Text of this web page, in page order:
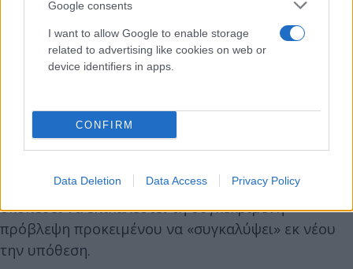
Google consents
I want to allow Google to enable storage
related to advertising like cookies on web or
device identifiers in apps.
CONFIRM
Data Deletion Data Access Privacy Policy
σύσταση εξεταστικής αποτελεί πλέον δικαίωμα και
της μειοψηφίας, καθώς αρκεί η πρόταση 10
βουλευτών και η υπερψήφισή της από 120
βουλευτές, ανεξαρτήτως πλειοψηφίας.
Σύμφωνα με το Σύνταγμα ωστόσο, το δικαίωμα της
μειοψηφίας αφορά σε ζητήματα που δεν ανάγονται
την αντιπολίτευση να κατηγορεί τη ΝΔ ότι
σκοπεύει να επικαλεστεί τη συγκεκριμένη
πρόβλεψη προκειμένου να «συγκαλύψει» εκ νέου
την υπόθεση.